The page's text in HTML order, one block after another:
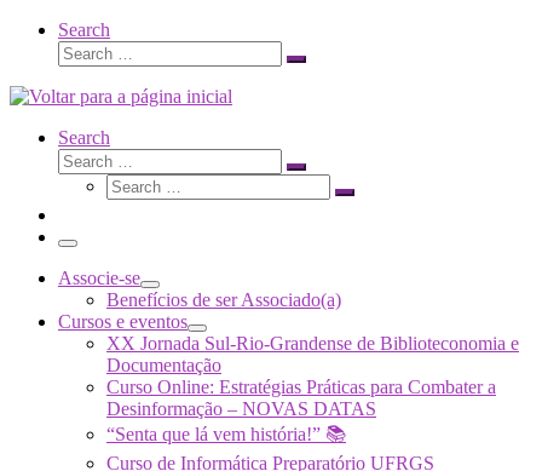
Search
Search
Search
Search
Search
Search
Search
Search
Menu
Associe-se
Benefícios de ser Associado(a)
Cursos e eventos
XX Jornada Sul-Rio-Grandense de Biblioteconomia e
Documentação
Curso Online: Estratégias Práticas para Combater a
Desinformação – NOVAS DATAS
“Senta que lá vem história!” 📚
Curso de Informática Preparatório UFRGS